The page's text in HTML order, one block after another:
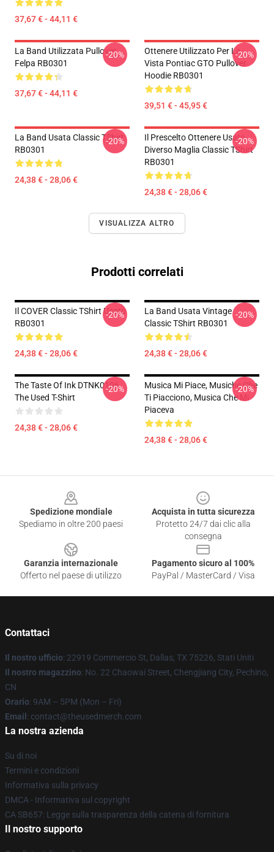
37,67 € - 44,11 €
La Band Utilizzata Pullover
Felpa RB0301
37,67 € - 44,11 €
-20%
Ottenere Utilizzato Per La
Vista Pontiac GTO Pullover
Hoodie RB0301
39,51 € - 45,95 €
-20%
La Band Usata Classic TShirt
RB0301
24,38 € - 28,06 €
-20%
Il Prescelto Ottenere Usato
Diverso Maglia Classic TShirt
RB0301
24,38 € - 28,06 €
-20%
VISUALIZZA ALTRO
Prodotti correlati
Il COVER Classic TShirt Usato
RB0301
24,38 € - 28,06 €
-20%
La Band Usata Vintage
Classic TShirt RB0301
24,38 € - 28,06 €
-20%
The Taste Of Ink DTNK0106
The Used T-Shirt
24,38 € - 28,06 €
-20%
Musica Mi Piace, Musiche Che
Ti Piacciono, Musica Che Mi
Piaceva
24,38 € - 28,06 €
-20%
Spedizione mondiale
Spediamo in oltre 200 paesi
Acquista in tutta sicurezza
Protetto 24/7 dai clic alla
consegna
Garanzia internazionale
Offerto nel paese di utilizzo
Pagamento sicuro al 100%
PayPal / MasterCard / Visa
Contattaci
Il nostro ufficio: 22919 Commercio St, Dallas, TX 75226, Stati Uniti
Il nostro magazzino: No. 22 Chaowai Street, Chengjiang City, Pechino,
CN
Orario: 9AM – 5PM (Mon – Fri)
Email : contact@theusedmerch.com
La nostra azienda
Su di noi
Termini e condizioni
Informativa sulla privacy
DMCA - Informativa sul copyright
CA SB657: Legge sulla trasparenza della catena di fornitura
Il nostro supporto